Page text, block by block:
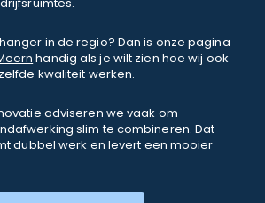
in de regio? Dan is onze pagina
handig als je wilt zien hoe wij ook
kwaliteit werken.
adviseren we vaak om
slim te combineren. Dat
dubbel werk en levert een mooier